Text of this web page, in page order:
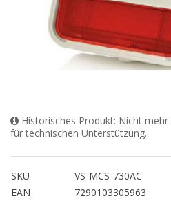
Historisches Produkt: Nicht
für technischen Unterstützung.
SKU
VS-MCS-730AC
EAN
7290103305963